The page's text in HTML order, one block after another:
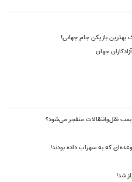
بهترین بازیکن جام جهانی!
جهان
نقل‌وانتقالات منفجر می‌شود؟
که به سهراب داده بودند!
شد!